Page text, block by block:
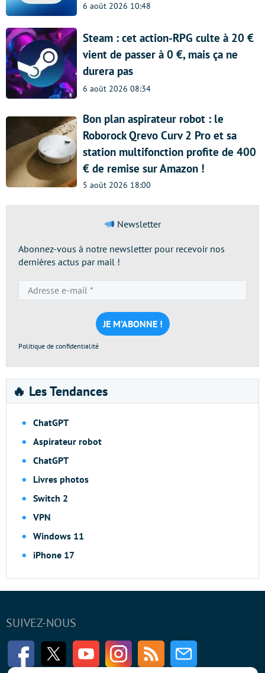
6 août 2026 10:48
Steam : cet action-RPG culte à 20 €
vient de passer à 0 €, mais ça ne
durera pas
6 août 2026 08:34
Bon plan aspirateur robot : le
Roborock Qrevo Curv 2 Pro et sa
station multifonction profite de 400
€ de remise sur Amazon !
5 août 2026 18:00
Newsletter
Abonnez-vous à notre newsletter pour recevoir nos
dernières actus par mail !
e-
mail
*
Politique de confidentialité
🔥 Les Tendances
ChatGPT
Aspirateur robot
ChatGPT
Livres photos
Switch 2
VPN
Windows 11
iPhone 17
SUIVEZ-NOUS
FacebookTwitter Youtube InstagramRSS Newsletter